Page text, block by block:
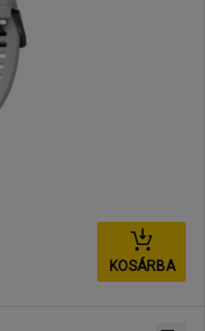
KOSÁRBA